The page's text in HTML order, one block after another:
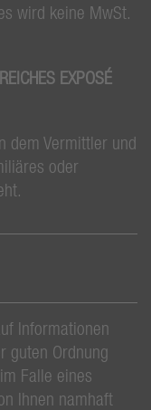
wird keine MwSt.
EXPOSÉ
dem Vermittler und
oder
Informationen
guten Ordnung
Falle eines
Ihnen namhaft